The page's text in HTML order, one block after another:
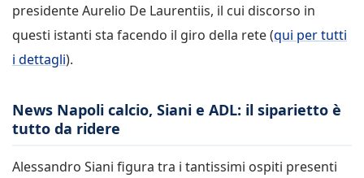
presidente Aurelio De Laurentiis, il cui discorso in
questi istanti sta facendo il giro della rete (qui per tutti
i dettagli).
News Napoli calcio, Siani e ADL: il siparietto è
tutto da ridere
Alessandro Siani figura tra i tantissimi ospiti presenti